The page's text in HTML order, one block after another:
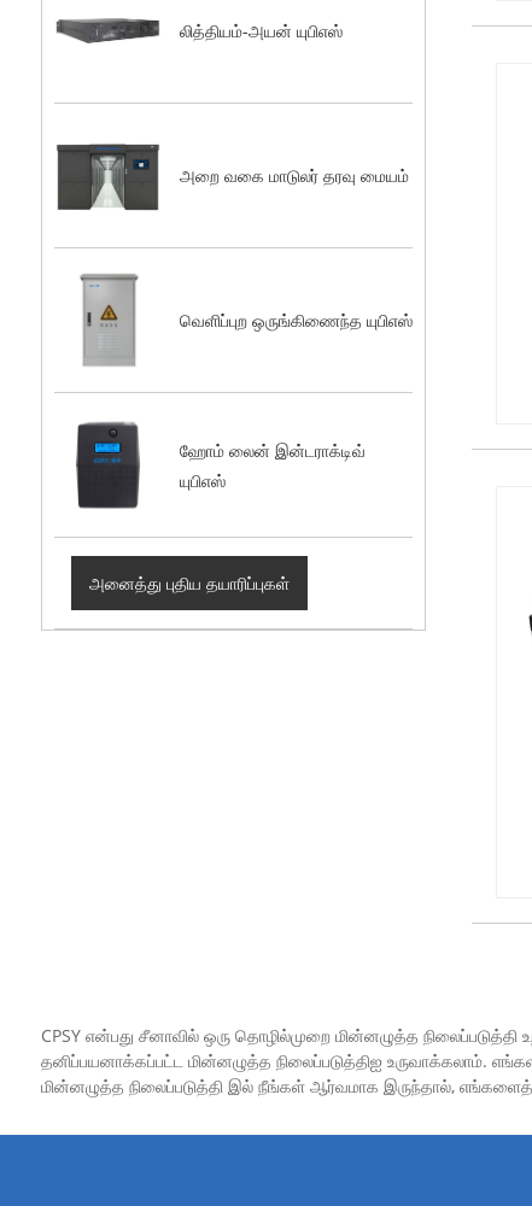
லித்தியம்-அயன் யுபிஎஸ்
அறை வகை மாடுலர் தரவு மையம்
வெளிப்புற ஒருங்கிணைந்த யுபிஎஸ்
ஹோம் லைன் இன்டராக்டிவ்
யுபிஎஸ்
அனைத்து புதிய தயாரிப்புகள்
CPSY என்பது சீனாவில் ஒரு தொழில்முறை மின்னழுத்த
தனிப்பயனாக்கப்பட்ட மின்னழுத்த நிலைப்படுத்திஐ உருவாக்கலாம்.
மின்னழுத்த நிலைப்படுத்தி இல் நீங்கள் ஆர்வமாக இருந்தால்,